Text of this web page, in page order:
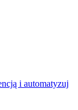
i automatyzuj